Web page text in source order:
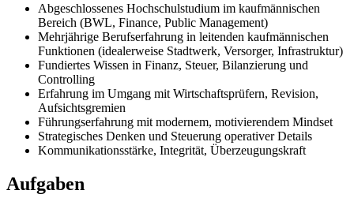
Abgeschlossenes Hochschulstudium im kaufmännischen
Bereich (BWL, Finance, Public Management)
Mehrjährige Berufserfahrung in leitenden kaufmännischen
Funktionen (idealerweise Stadtwerk, Versorger, Infrastruktur)
Fundiertes Wissen in Finanz, Steuer, Bilanzierung und
Controlling
Erfahrung im Umgang mit Wirtschaftsprüfern, Revision,
Aufsichtsgremien
Führungserfahrung mit modernem, motivierendem Mindset
Strategisches Denken und Steuerung operativer Details
Kommunikationsstärke, Integrität, Überzeugungskraft
Aufgaben